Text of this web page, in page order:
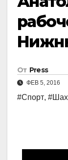
От Press
ФЕВ 5, 2016
#Спорт,